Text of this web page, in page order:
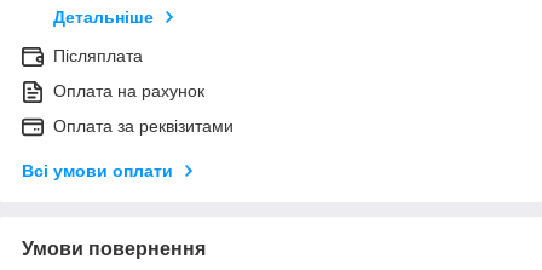
Детальніше
Післяплата
Оплата на рахунок
Оплата за реквізитами
Всі умови оплати
Умови повернення